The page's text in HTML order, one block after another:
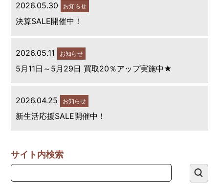
2026.05.30 お知らせ
決算SALE開催中！
2026.05.11 お知らせ
5月11日～5月29日 買取20％アップ実施中★
2026.04.25 お知らせ
新生活応援SALE開催中！
サイト内検索